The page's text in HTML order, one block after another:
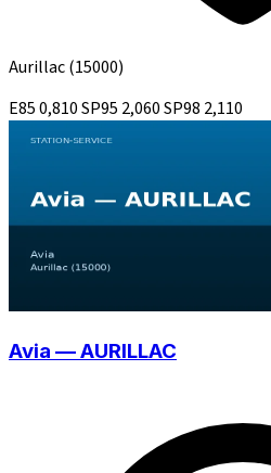
Aurillac(15000)
E850,810SP95 2,060SP98 2,110
Avia — AURILLAC